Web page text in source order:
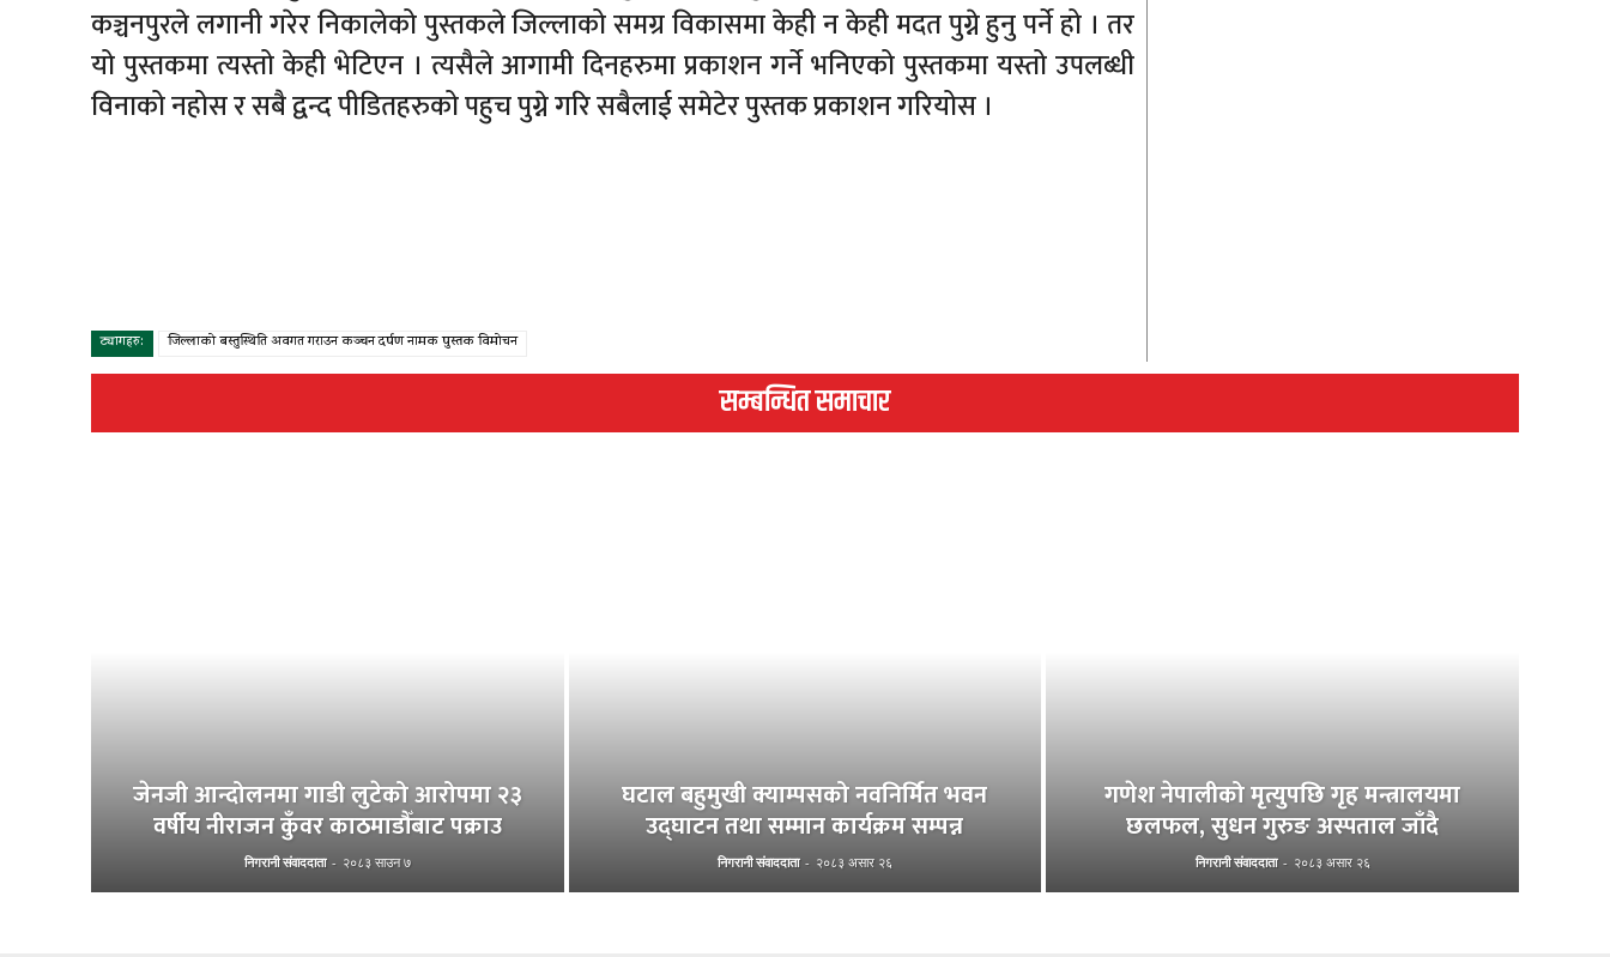
कञ्चनपुरले लगानी गरेर निकालेको पुस्तकले जिल्लाको समग्र विकासमा केही न केही मदत पुग्ने हुनु पर्ने हो । तर
यो पुस्तकमा त्यस्तो केही भेटिएन । त्यसैले आगामी दिनहरुमा प्रकाशन गर्ने भनिएको पुस्तकमा यस्तो उपलब्धी
विनाको नहोस र सबै द्वन्द पीडितहरुको पहुच पुग्ने गरि सबैलाई समेटेर पुस्तक प्रकाशन गरियोस ।
ट्यागहरु: जिल्लाको बस्तुस्थिति अवगत गराउन कञ्चन दर्पण नामक पुस्तक विमोचन
सम्बन्धित समाचार
जेनजी आन्दोलनमा गाडी लुटेको आरोपमा २३
वर्षीय नीराजन कुँवर काठमाडौँबाट पक्राउ
निगरानी संवाददाता - २०८३ साउन ७
घटाल बहुमुखी क्याम्पसको नवनिर्मित भवन
उद्घाटन तथा सम्मान कार्यक्रम सम्पन्न
निगरानी संवाददाता - २०८३ असार २६
गणेश नेपालीको मृत्युपछि गृह मन्त्रालयमा
छलफल, सुधन गुरुङ अस्पताल जाँदै
निगरानी संवाददाता - २०८३ असार २६